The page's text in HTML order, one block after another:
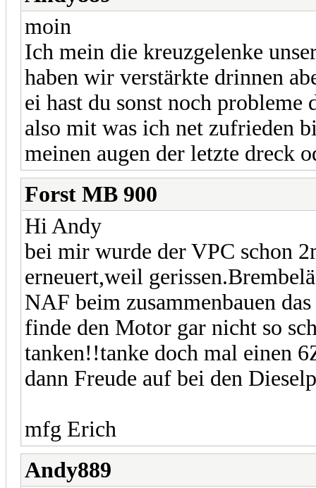
moin
Ich mein die kreuzgelenke
haben wir verstärkte drinnen
ei hast du sonst noch probleme
also mit was ich net zufrieden
meinen augen der letzte dreck
Forst MB 900
Hi Andy
bei mir wurde der VPC schon
erneuert,weil
NAF beim zusammenbauen
finde den Motor gar nicht so
tanken!!tanke doch mal einen
dann Freude auf bei den
mfg Erich
Andy889